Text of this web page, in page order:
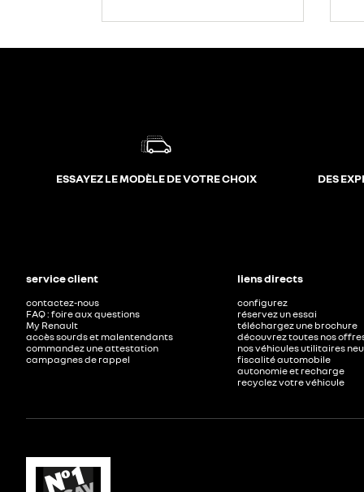
ESSAYEZ LE MODÈLE DE VOTRE CHOIX DES
service client
contactez-nous
FAQ : foire aux questions
My Renault
accès sourds et malentendants
commandez une attestation
campagnes de rappel
liens directs
configurez
réservez un essai
téléchargez une brochure
découvrez toutes nos
nos véhicules utilitaires
fiscalité automobile
autonomie et recharge
recyclez votre véhicule